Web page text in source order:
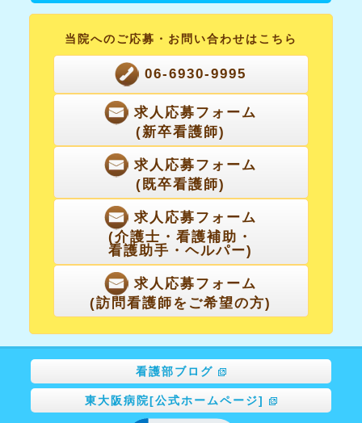
当院へのご応募・ お問い合わせはこちら
06-6930-9995
求人応募フォーム
(新卒看護師)
求人応募フォーム
(既卒看護師)
求人応募フォーム
(介護士・看護補助・
看護助手・ヘルパー)
求人応募フォーム
(訪問看護師をご希望の方)
看護部ブログ
東大阪病院[公式ホームページ]
Click to open certificate